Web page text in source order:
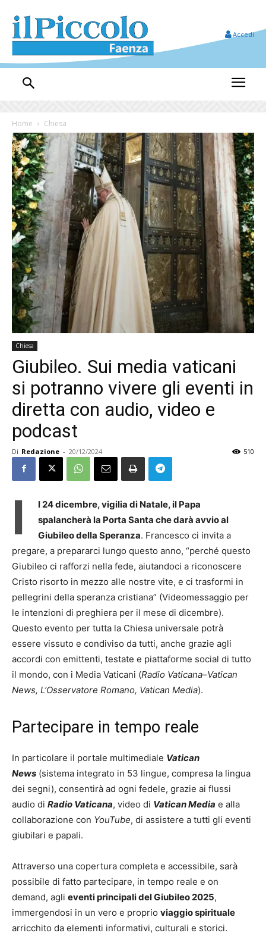
Accedi
Home Chiesa
Chiesa
Giubileo. Sui media vaticani
si potranno vivere gli eventi in
diretta con audio, video e
podcast
Di Redazione - 20/12/2024 510
I
l 24 dicembre, vigilia di Natale, il Papa
spalancherà la Porta Santa che darà avvio al
Giubileo della Speranza. Francesco ci invita a
pregare, a prepararci lungo questo anno, “perché questo
Giubileo ci rafforzi nella fede, aiutandoci a riconoscere
Cristo risorto in mezzo alle nostre vite, e ci trasformi in
pellegrini della speranza cristiana” (Videomessaggio per
le intenzioni di preghiera per il mese di dicembre).
Questo evento per tutta la Chiesa universale potrà
essere vissuto e condiviso da tutti, anche grazie agli
accordi con emittenti, testate e piattaforme social di tutto
il mondo, con i Media Vaticani (Radio Vaticana–Vatican
News, L’Osservatore Romano, Vatican Media).
Partecipare in tempo reale
In particolare il portale multimediale Vatican
News (sistema integrato in 53 lingue, compresa la lingua
dei segni), consentirà ad ogni fedele, grazie ai flussi
audio di Radio Vaticana, video di Vatican Media e alla
collaborazione con YouTube, di assistere a tutti gli eventi
giubilari e papali.
Attraverso una copertura completa e accessibile, sarà
possibile di fatto partecipare, in tempo reale e on
demand, agli eventi principali del Giubileo 2025,
immergendosi in un vero e proprio viaggio spirituale
arricchito da elementi informativi, culturali e storici.